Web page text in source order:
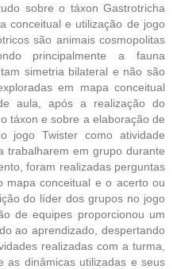
sobre o táxon Gastrotricha
conceitual e utilização de jogo
são animais cosmopolitas
principalmente a fauna
simetria bilateral e não são
em mapa conceitual
aula, após a realização do
táxon e sobre a elaboração de
jogo Twister como atividade
trabalharem em grupo durante
foram realizadas perguntas
mapa conceitual e o acerto ou
do líder dos grupos no jogo
de equipes proporcionou um
ao aprendizado, despertando
realizadas com a turma,
as dinâmicas utilizadas e seus